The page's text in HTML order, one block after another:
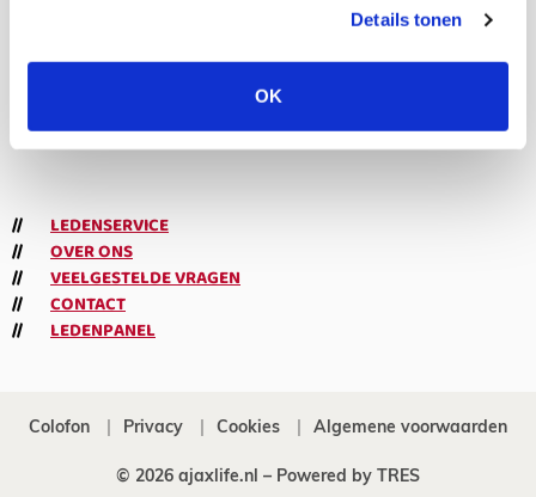
Details tonen
OK
LEDENSERVICE
OVER ONS
VEELGESTELDE VRAGEN
CONTACT
LEDENPANEL
Colofon Privacy Cookies Algemene voorwaarden
© 2026 ajaxlife.nl – Powered by TRES